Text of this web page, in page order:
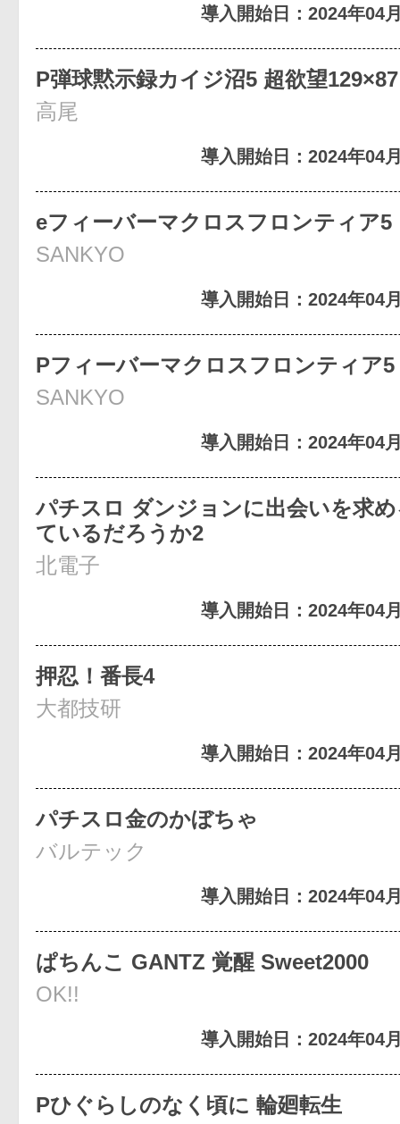
導入開始日：2024年04
P弾球黙示録カイジ沼5 超欲望
高尾
導入開始日：2024年04
eフィーバーマクロスフロンティア5
SANKYO
導入開始日：2024年04
Pフィーバーマクロスフロンティア5
SANKYO
導入開始日：2024年04
パチスロ ダンジョンに出会いを求
ているだろうか2
北電子
導入開始日：2024年04
押忍！番長4
大都技研
導入開始日：2024年04
パチスロ金のかぼちゃ
バルテック
導入開始日：2024年04
ぱちんこ GANTZ 覚醒 Sweet2000
OK!!
導入開始日：2024年04
Pひぐらしのなく頃に 輪廻転生